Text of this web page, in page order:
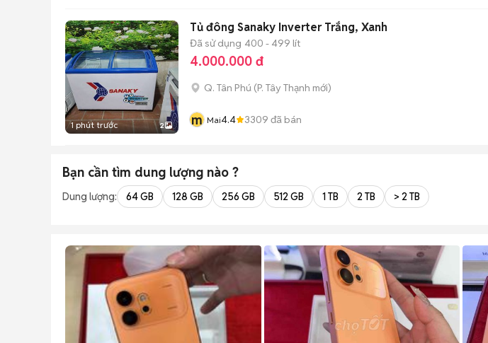
1 phút trước 2
Tủ đông Sanaky Inverter Trắng, Xanh
Đã sử dụng 400 - 499 lít
4.000.000 đ
Q. Tân Phú (P. Tây Thạnh mới)
m Mai4.4 3309 đã bán
Bạn cần tìm dung lượng nào ?
Dung lượng: 64 GB 128 GB 256 GB 512 GB 1 TB 2 TB > 2 TB